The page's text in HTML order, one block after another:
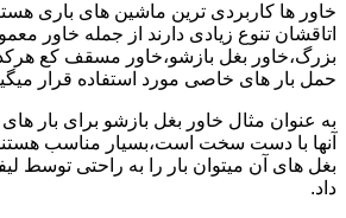
خاور ها کاربردی ترین ماشین های باری
اتاقشان تنوع زیادی دارند از جمله خاور
بزرگ،خاور بغل بازشو،خاور مسقف کع
حمل بار های خاصی مورد استفاده قرار
به عنوان مثال خاور بغل بازشو برای بار
آنها با دست سخت است،بسیار مناسب
بغل های آن میتوان بار را به راحتی توسط
داد.